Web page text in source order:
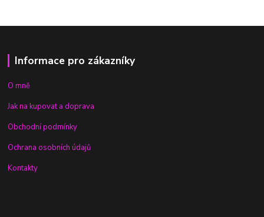
Informace pro zákazníky
O mně
Jak na kupovat a doprava
Obchodní podmínky
Ochrana osobních údajů
Kontakty